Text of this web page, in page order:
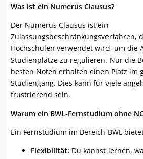
Was ist ein Numerus Clausus?
Der Numerus Clausus ist ein
Zulassungsbeschränkungsverfahren,
Hochschulen verwendet wird, um die
Studienplätze zu regulieren. Nur die
besten Noten erhalten einen Platz im
Studiengang. Dies kann für viele
frustrierend sein.
Warum ein BWL-Fernstudium ohne
Ein Fernstudium im Bereich BWL
Flexibilität: Du kannst lernen,